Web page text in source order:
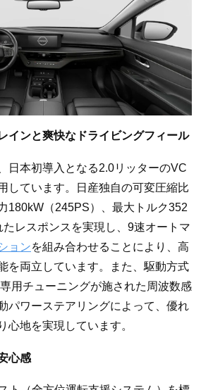
インと爽快なドライビングフィール
日本初導入となる2.0リッターのVC
しています。日産独自の可変圧縮比
180kW（245PS）、最大トルク352
レスポンスを実現し、9速オートマ
ョンを組み合わせることにより、高
を両立しています。また、駆動方式
用チューニングが施された周波数感
パワーステアリングによって、優れ
心地を実現しています。
心感